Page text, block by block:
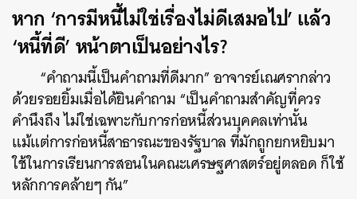
หาก ‘การมีหนี้ไม่ใช่เรื่องไม่ดีเสมอไป’ แล้ว
‘หนี้ที่ดี’ หน้าตาเป็นอย่างไร?
“คำถามนี้เป็นคำถามที่ดีมาก” อาจารย์เณศรากล่าว
ด้วยรอยยิ้มเมื่อได้ยินคำถาม “เป็นคำถามสำคัญที่ควร
คำนึงถึง ไม่ใช่เฉพาะกับการก่อหนี้ส่วนบุคคลเท่านั้น
แม้แต่การก่อหนี้สาธารณะของรัฐบาล ที่มักถูกยกหยิบมา
ใช้ในการเรียนการสอนในคณะเศรษฐศาสตร์อยู่ตลอด ก็ใช้
หลักการคล้ายๆ กัน”